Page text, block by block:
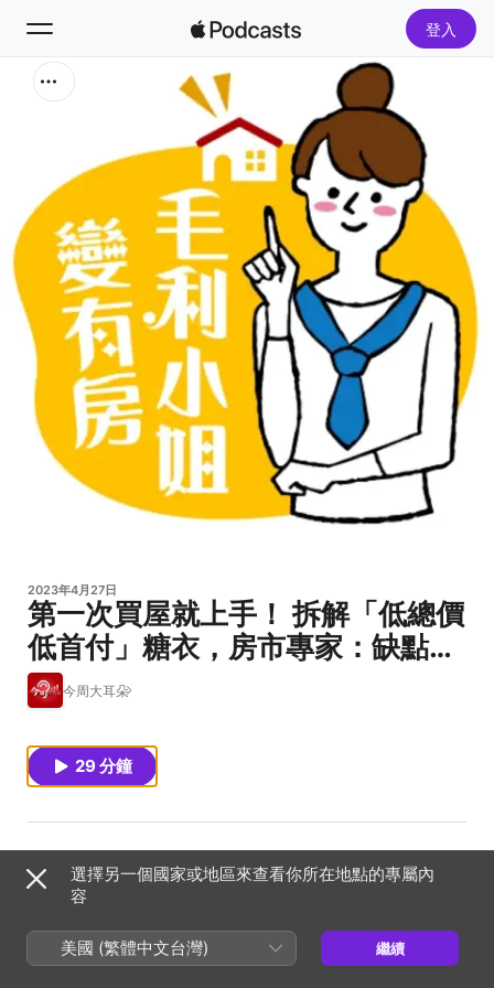
登入
熱門排行榜
2023年4月27日
第一次買屋就上手！ 拆解「低總價
低首付」糖衣，房市專家：缺點最
少，比自己喜歡更重要 Feat.李奕
農｜毛利小姐變有房 EP4
今周大耳朵
29 分鐘
買房前要做的功課不少，首購族若想快速掌握區域行情，樂
居創辦人李奕農提供三大觀察方向，同時也提醒買房過程
中，要特別留意低總價陷阱，認真檢視便宜物件下的格局、
選擇另一個國家或地區來查看你所在地點的專屬內
容
美國 (繁體中文台灣) 繼續